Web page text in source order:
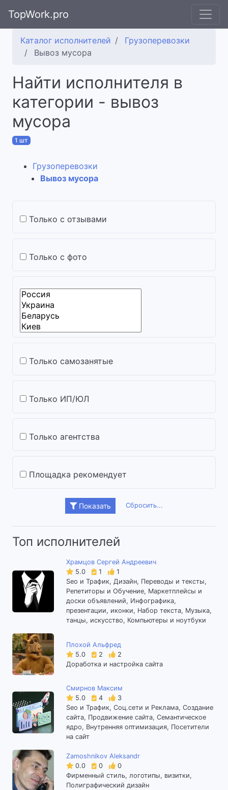
TopWork.pro
Каталог исполнителей
Грузоперевозки
Вывоз мусора
Найти исполнителя в
категории - вывоз
мусора
1 шт
Грузоперевозки
Вывоз мусора
Только с отзывами
Только с фото
Только самозанятые
Только ИП/ЮЛ
Только агентства
Площадка рекомендует
Показать Сбросить...
Топ исполнителей
Храмцов Сергей Андреевич
5.0
1
1
Seo и Трафик, Дизайн, Переводы и тексты,
Репетиторы и Обучение, Маркетплейсы и
доски объявлений, Инфографика,
презентации, иконки, Набор текста, Музыка,
танцы, искусство, Компьютеры и ноутбуки
Плохой Альфред
5.0
2
2
Доработка и настройка сайта
Смирнов Максим
5.0
4
3
Seo и Трафик, Соц.сети и Реклама, Создание
сайта, Продвижение сайта, Семантическое
ядро, Внутренняя оптимизация, Посетители
на сайт
Zamoshnikov Aleksandr
0.0
0
0
Фирменный стиль, логотипы, визитки,
Полиграфический дизайн